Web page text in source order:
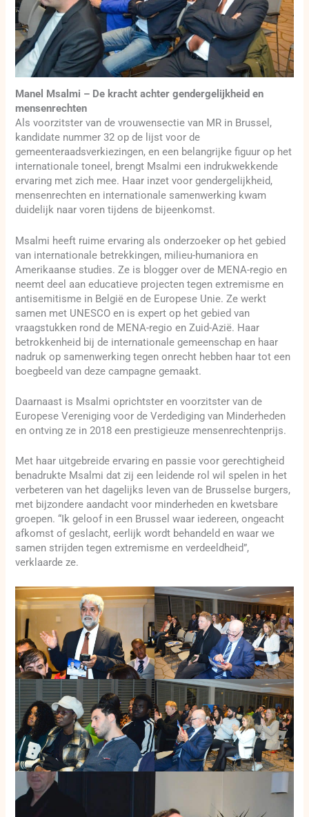
Manel Msalmi – De kracht achter gendergelijkheid en
mensenrechten
Als voorzitster van de vrouwensectie van MR in Brussel,
kandidate nummer 32 op de lijst voor de
gemeenteraadsverkiezingen, en een belangrijke figuur op het
internationale toneel, brengt Msalmi een indrukwekkende
ervaring met zich mee. Haar inzet voor gendergelijkheid,
mensenrechten en internationale samenwerking kwam
duidelijk naar voren tijdens de bijeenkomst.
Msalmi heeft ruime ervaring als onderzoeker op het gebied
van internationale betrekkingen, milieu-humaniora en
Amerikaanse studies. Ze is blogger over de MENA-regio en
neemt deel aan educatieve projecten tegen extremisme en
antisemitisme in België en de Europese Unie. Ze werkt
samen met UNESCO en is expert op het gebied van
vraagstukken rond de MENA-regio en Zuid-Azië. Haar
betrokkenheid bij de internationale gemeenschap en haar
nadruk op samenwerking tegen onrecht hebben haar tot een
boegbeeld van deze campagne gemaakt.
Daarnaast is Msalmi oprichtster en voorzitster van de
Europese Vereniging voor de Verdediging van Minderheden
en ontving ze in 2018 een prestigieuze mensenrechtenprijs.
Met haar uitgebreide ervaring en passie voor gerechtigheid
benadrukte Msalmi dat zij een leidende rol wil spelen in het
verbeteren van het dagelijks leven van de Brusselse burgers,
met bijzondere aandacht voor minderheden en kwetsbare
groepen. “Ik geloof in een Brussel waar iedereen, ongeacht
afkomst of geslacht, eerlijk wordt behandeld en waar we
samen strijden tegen extremisme en verdeeldheid”,
verklaarde ze.